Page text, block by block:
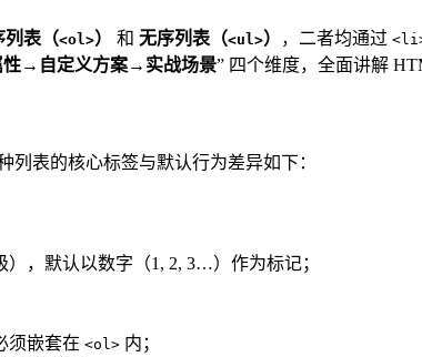
列表（<ol>） 和 无序列表（<ul>） ，二者均通过
→自定义方案→实战场景” 四个维度，全面讲解
列表的核心标签与默认行为差异如下：
，默认以数字（1, 2, 3…）作为标记；
须嵌套在 <ol> 内；